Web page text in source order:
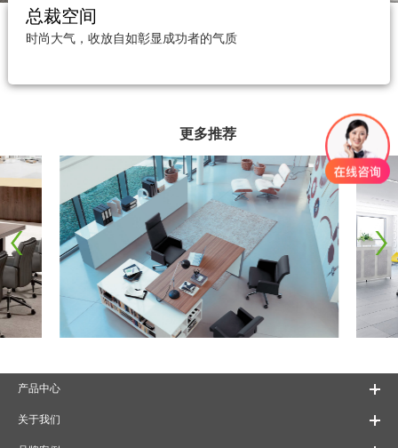
总裁空间
时尚大气，收放自如彰显成功者的气质
更多推荐
产品中心
关于我们